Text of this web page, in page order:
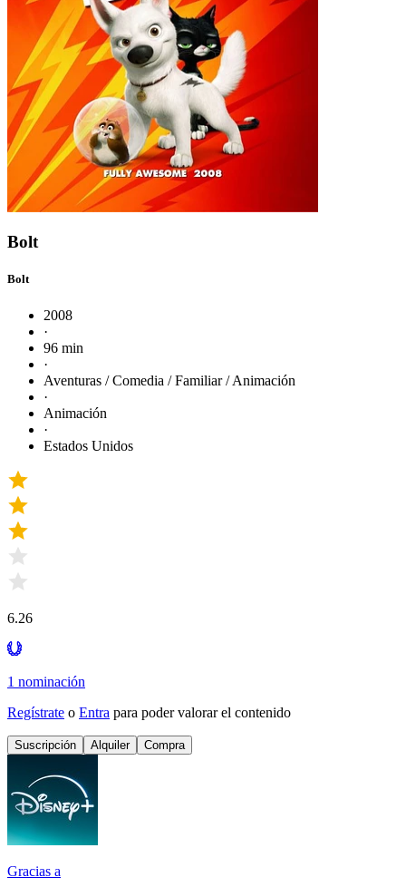
Bolt
Bolt
2008
·
96 min
·
Aventuras / Comedia / Familiar / Animación
·
Animación
·
Estados Unidos
6.26
1 nominación
Regístrate o Entra para poder valorar el contenido
Suscripción Alquiler Compra
Gracias a